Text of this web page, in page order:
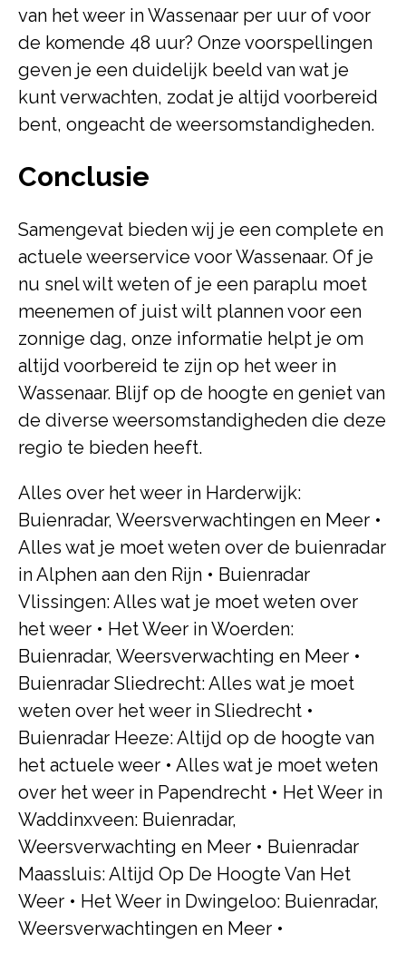
van het weer in Wassenaar per uur of voor
de komende 48 uur? Onze voorspellingen
geven je een duidelijk beeld van wat je
kunt verwachten, zodat je altijd voorbereid
bent, ongeacht de weersomstandigheden.
Conclusie
Samengevat bieden wij je een complete en
actuele weerservice voor Wassenaar. Of je
nu snel wilt weten of je een paraplu moet
meenemen of juist wilt plannen voor een
zonnige dag, onze informatie helpt je om
altijd voorbereid te zijn op het weer in
Wassenaar. Blijf op de hoogte en geniet van
de diverse weersomstandigheden die deze
regio te bieden heeft.
Alles over het weer in Harderwijk:
Buienradar, Weersverwachtingen en Meer •
Alles wat je moet weten over de buienradar
in Alphen aan den Rijn • Buienradar
Vlissingen: Alles wat je moet weten over
het weer • Het Weer in Woerden:
Buienradar, Weersverwachting en Meer •
Buienradar Sliedrecht: Alles wat je moet
weten over het weer in Sliedrecht •
Buienradar Heeze: Altijd op de hoogte van
het actuele weer • Alles wat je moet weten
over het weer in Papendrecht • Het Weer in
Waddinxveen: Buienradar,
Weersverwachting en Meer • Buienradar
Maassluis: Altijd Op De Hoogte Van Het
Weer • Het Weer in Dwingeloo: Buienradar,
Weersverwachtingen en Meer •